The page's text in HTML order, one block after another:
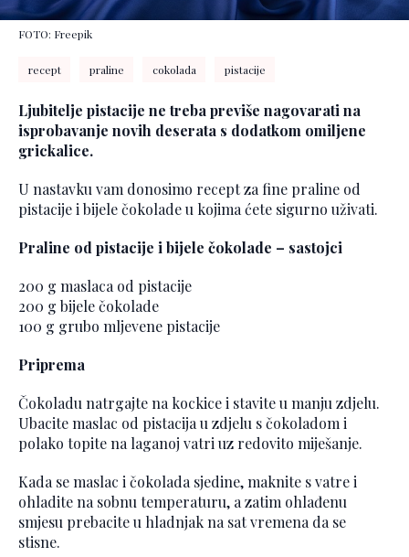
FOTO: Freepik
recept praline cokolada pistacije
Ljubitelje pistacije ne treba previše nagovarati na
isprobavanje novih deserata s dodatkom omiljene
grickalice.
U nastavku vam donosimo recept za fine praline od
pistacije i bijele čokolade u kojima ćete sigurno uživati.
Praline od pistacije i bijele čokolade – sastojci
200 g maslaca od pistacije
200 g bijele čokolade
100 g grubo mljevene pistacije
Priprema
Čokoladu natrgajte na kockice i stavite u manju zdjelu.
Ubacite maslac od pistacija u zdjelu s čokoladom i
polako topite na laganoj vatri uz redovito miješanje.
Kada se maslac i čokolada sjedine, maknite s vatre i
ohladite na sobnu temperaturu, a zatim ohlađenu
smjesu prebacite u hladnjak na sat vremena da se
stisne.